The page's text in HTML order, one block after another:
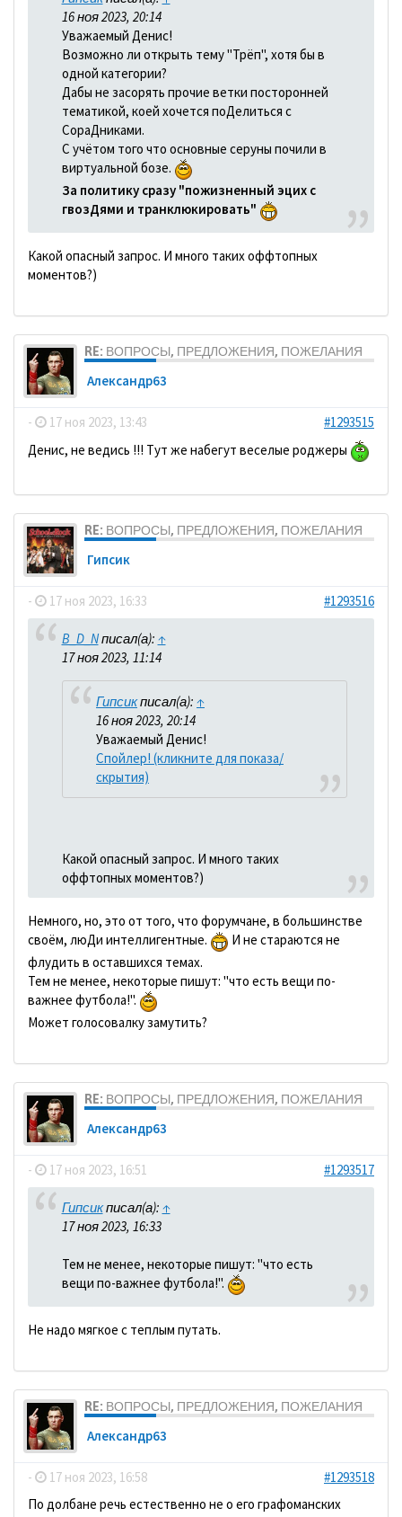
16 ноя 2023, 20:14
Уважаемый Денис!
Возможно ли открыть тему "Трёп", хотя бы в
одной категории?
Дабы не засорять прочие ветки посторонней
тематикой, коей хочется поДелиться с
СораДниками.
С учётом того что основные серуны почили в
виртуальной бозе.
За политику сразу "пожизненный эцих с
гвозДями и транклюкировать"
Какой опасный запрос. И много таких оффтопных
моментов?)
RE: ВОПРОСЫ, ПРЕДЛОЖЕНИЯ, ПОЖЕЛАНИЯ
Александр63
- 17 ноя 2023, 13:43
#1293515
Денис, не ведись !!! Тут же набегут веселые роджеры
RE: ВОПРОСЫ, ПРЕДЛОЖЕНИЯ, ПОЖЕЛАНИЯ
Гипсик
- 17 ноя 2023, 16:33 #1293516
B_D_Nписал(а): ↑
17 ноя 2023, 11:14
Гипсикписал(а): ↑
16 ноя 2023, 20:14
Уважаемый Денис!
Спойлер! (кликните для показа/
скрытия)
Какой опасный запрос. И много таких
оффтопных моментов?)
Немного, но, это от того, что форумчане, в большинстве
своём, люДи интеллигентные.
И не стараются не
флудить в оставшихся темах.
Тем не менее, некоторые пишут: "что есть вещи по-
важнее футбола!".
Может голосовалку замутить?
RE: ВОПРОСЫ, ПРЕДЛОЖЕНИЯ, ПОЖЕЛАНИЯ
Александр63
- 17 ноя 2023, 16:51 #1293517
Гипсикписал(а): ↑
17 ноя 2023, 16:33
Тем не менее, некоторые пишут: "что есть
вещи по-важнее футбола!".
Не надо мягкое с теплым путать.
RE: ВОПРОСЫ, ПРЕДЛОЖЕНИЯ, ПОЖЕЛАНИЯ
Александр63
- 17 ноя 2023, 16:58
#1293518
По долбане речь естественно не о его графоманских